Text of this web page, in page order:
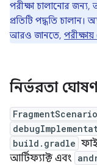
পরীক্ষা চালানোর জন্য,
প্রতিটি পদ্ধতি চালান।
আরও জানতে,
নির্ভরতা
FragmentScenario
build.gradle
আর্টিফ্যাক্ট এবং